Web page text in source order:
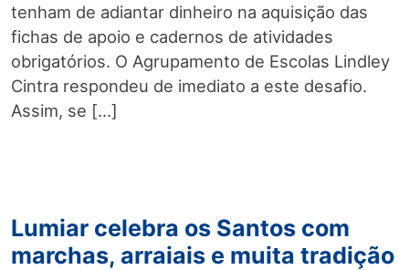
tenham de adiantar dinheiro na aquisição das
fichas de apoio e cadernos de atividades
obrigatórios. O Agrupamento de Escolas Lindley
Cintra respondeu de imediato a este desafio.
Assim, se […]
Lumiar celebra os Santos com
marchas, arraiais e muita tradição